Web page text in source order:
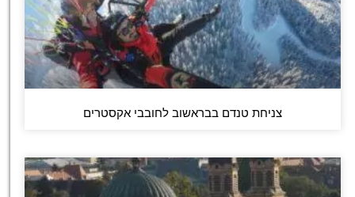
צניחת טנדם בבראשוב לחובבי אקסטרים